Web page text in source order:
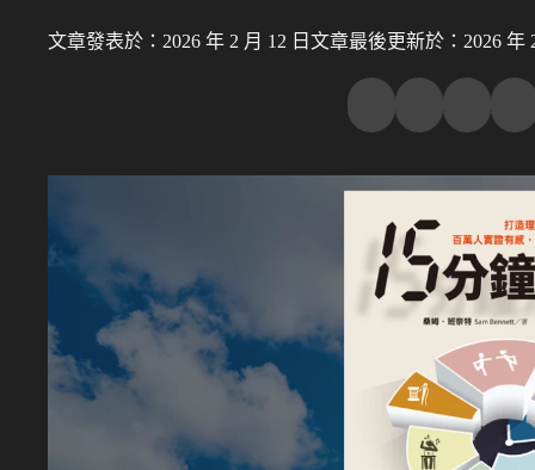
文章發表於：2026 年 2 月 12 日 文章最後更新於：2026 年